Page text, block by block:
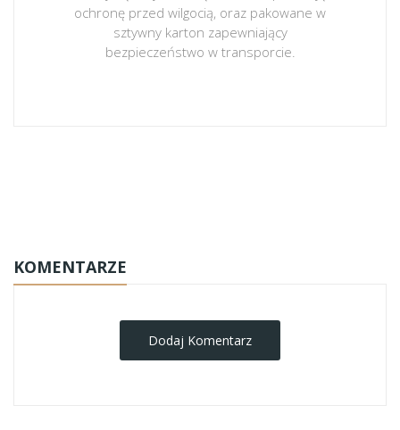
ochronę przed wilgocią, oraz pakowane w
sztywny karton zapewniający
bezpieczeństwo w transporcie.
KOMENTARZE
Dodaj Komentarz